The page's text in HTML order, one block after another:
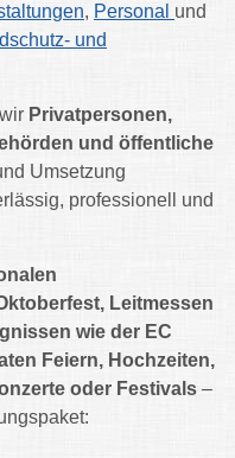
, Personal und
und
Privatpersonen,
und öffentliche
Umsetzung
professionell und
Leitmessen
wie der EC
Feiern, Hochzeiten,
oder Festivals –